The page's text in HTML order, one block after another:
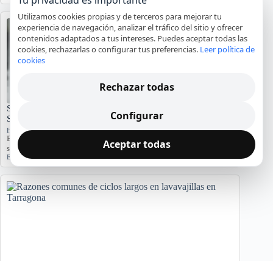
Significado del Error E01 en Hornos Teka: Causas y
Soluciones
Hornos y placas de cocina
El error E01 en hornos Teka indica problemas. Conozca sus causas y
síntomas para diagnosticar…
Error E01
Utilizamos cookies propias y de terceros para mejorar tu
experiencia de navegación, analizar el tráfico del sitio y ofrecer
contenidos adaptados a tus intereses. Puedes aceptar todas las
cookies, rechazarlas o configurar tus preferencias. Leer política de
cookies
Rechazar todas
Configurar
Aceptar todas